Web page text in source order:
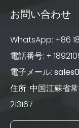
お問い合わせ
WhatsApp: +86
電話番号: +
電子メール:
住所: 中国江蘇省
213167